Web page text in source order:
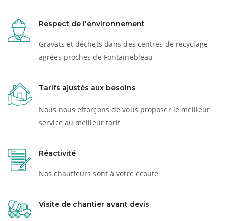
Respect de l'environnement
Gravats et déchets dans des centres de recyclage
agrées proches de Fontainebleau
Tarifs ajustés aux besoins
Nous nous efforçons de vous proposer le meilleur
service au meilleur tarif
Réactivité
Nos chauffeurs sont à votre écoute
Visite de chantier avant devis